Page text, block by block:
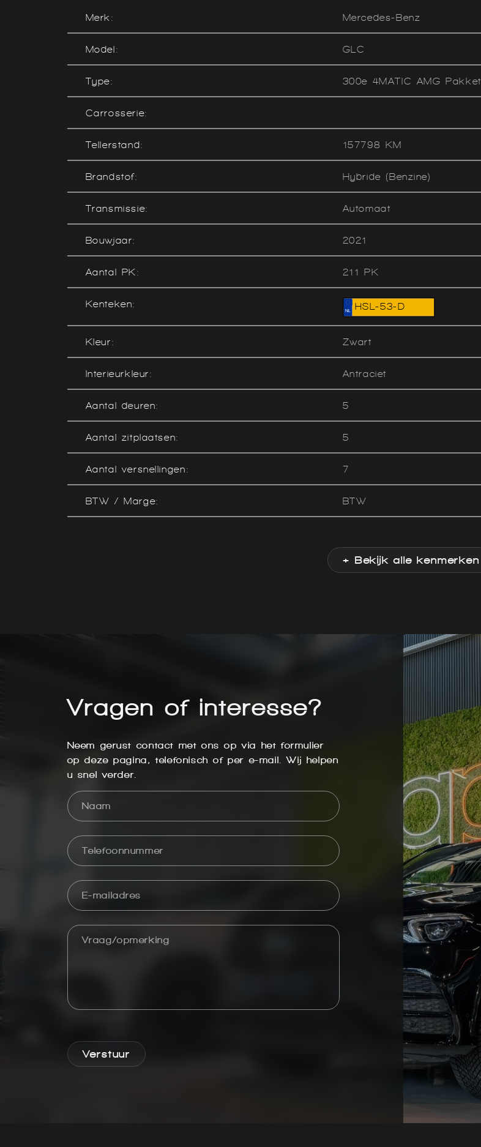
Merk: Mercedes-Benz
Model: GLC
Type: 300e 4MATIC AMG Pakket
Carrosserie:
Tellerstand: 157798 KM
Brandstof: Hybride (Benzine)
Transmissie: Automaat
Bouwjaar: 2021
Aantal PK: 211 PK
Kenteken: HSL-53-D
Kleur: Zwart
Interieurkleur: Antraciet
Aantal deuren: 5
Aantal zitplaatsen: 5
Aantal versnellingen: 7
BTW / Marge: BTW
+ Bekijk alle kenmerken
Vragen of interesse?
Neem gerust contact met ons op via het formulier
op deze pagina, telefonisch of per e-mail. Wij helpen
u snel verder.
Verstuur